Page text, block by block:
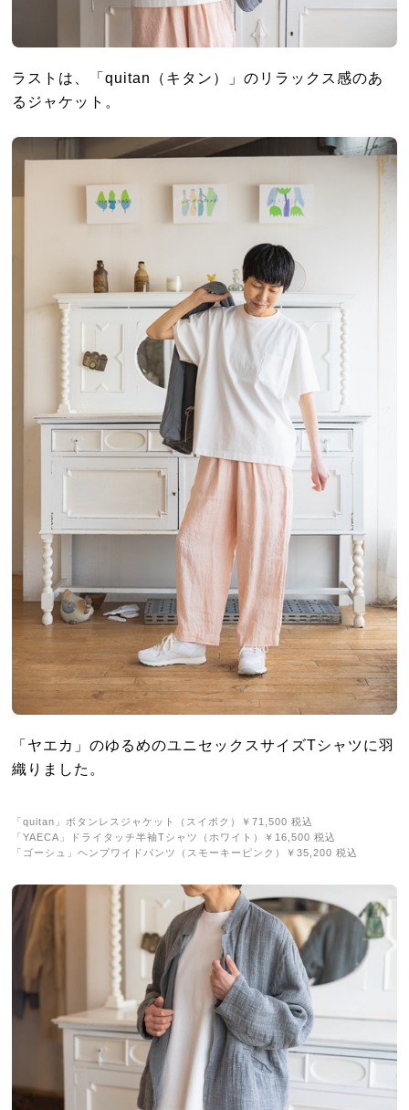
ラストは、「quitan（キタン）」のリラックス感のあ
るジャケット。
「ヤエカ」のゆるめのユニセックスサイズTシャツに羽
織りました。
「quitan」ボタンレスジャケット（スイボク）￥71,500 税込
「YAECA」ドライタッチ半袖Tシャツ（ホワイト）￥16,500 税込
「ゴーシュ」ヘンプワイドパンツ（スモーキーピンク）￥35,200 税込